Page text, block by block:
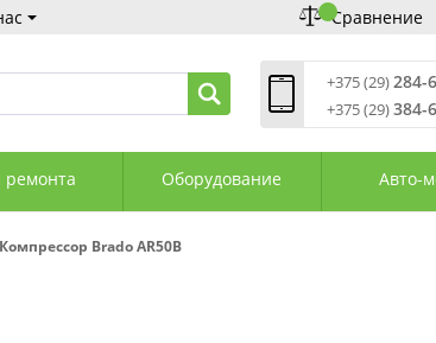
Сравнение
+375 (29)284-
+375 (29)384-
Сб: 10:00—18:00
ремонта Оборудование Авто-
Компрессор Brado AR50B